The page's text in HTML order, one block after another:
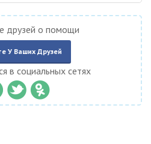
друзей о помощи
У Ваших Друзей
в социальных сетях